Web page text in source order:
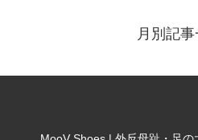
月別記